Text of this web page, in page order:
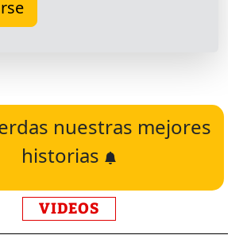
nuestras mejores
historias
VIDEOS